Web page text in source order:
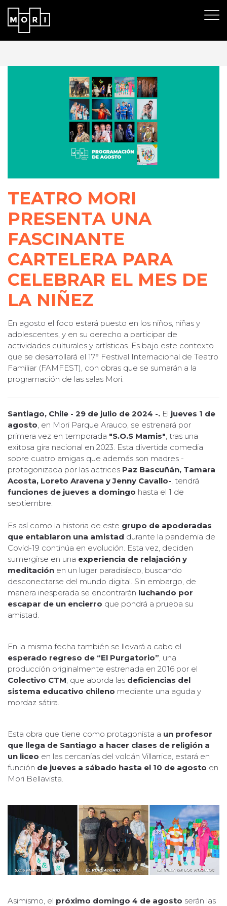
TEATRO MORI
PRESENTA UNA
FASCINANTE
CARTELERA PARA
CELEBRAR EL MES DE
LA NIÑEZ
En agosto el foco estará puesto en los niños, niñas y
adolescentes, y en su derecho a participar de
actividades culturales y artísticas. Es bajo este contexto
que se desarrollará el 17° Festival Internacional de Teatro
Familiar (FAMFEST), con obras que se sumarán a la
programación de las salas Mori.
Santiago, Chile - 29 de julio de 2024 -. El jueves 1 de
agosto, en Mori Parque Arauco, se estrenará por
primera vez en temporada "S.O.S Mamis", tras una
exitosa gira nacional en 2023. Esta divertida comedia
sobre cuatro amigas que además son madres -
protagonizada por las actrices Paz Bascuñán, Tamara
Acosta, Loreto Aravena y Jenny Cavallo-, tendrá
funciones de jueves a domingo hasta el 1 de
septiembre.
Es así como la historia de este grupo de apoderadas
que entablaron una amistad durante la pandemia de
Covid-19 continúa en evolución. Esta vez, deciden
sumergirse en una experiencia de relajación y
meditación en un lugar paradisíaco, buscando
desconectarse del mundo digital. Sin embargo, de
manera inesperada se encontrarán luchando por
escapar de un encierro que pondrá a prueba su
amistad.
En la misma fecha también se llevará a cabo el
esperado regreso de “El Purgatorio”, una
producción originalmente estrenada en 2016 por el
Colectivo CTM, que aborda las deficiencias del
sistema educativo chileno mediante una aguda y
mordaz sátira.
Esta obra que tiene como protagonista a un profesor
que llega de Santiago a hacer clases de religión a
un liceo en las cercanías del volcán Villarrica, estará en
función de jueves a sábado hasta el 10 de agosto en
Mori Bellavista.
Asimismo, el próximo domingo 4 de agosto serán las